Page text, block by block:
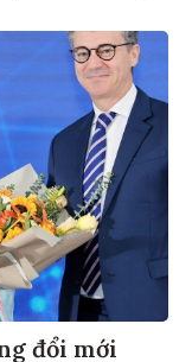
đổi mới